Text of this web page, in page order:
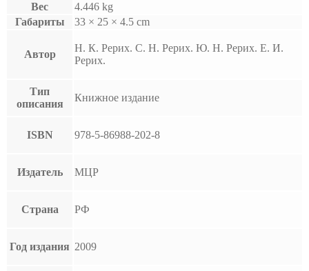
Вес
4.446 kg
Габариты
33 × 25 × 4.5 cm
Автор
Н. К. Рерих. С. Н. Рерих. Ю. Н. Рерих. Е. И.
Рерих.
Тип
описания
Книжное издание
ISBN 978-5-86988-202-8
Издатель МЦР
Страна РФ
Год издания 2009